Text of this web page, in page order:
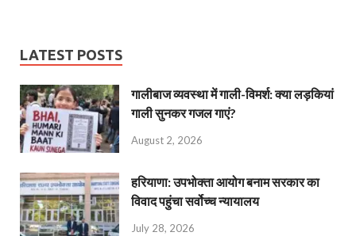
LATEST POSTS
गालीबाज व्‍यवस्‍था में गाली-विमर्श: क्या लड़कियां
गाली सुनकर गजल गाएं?
August 2, 2026
हरियाणा: उपभोक्ता आयोग बनाम सरकार का
विवाद पहुंचा सर्वोच्च न्यायालय
July 28, 2026